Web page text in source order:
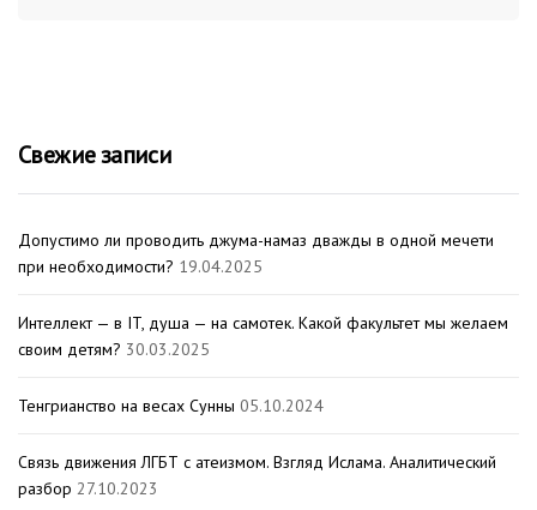
Свежие записи
Допустимо ли проводить джума-намаз дважды в одной мечети
при необходимости? 19.04.2025
Интеллект — в IT, душа — на самотек. Какой факультет мы желаем
своим детям? 30.03.2025
Тенгрианство на весах Сунны 05.10.2024
Связь движения ЛГБТ с атеизмом. Взгляд Ислама. Аналитический
разбор 27.10.2023